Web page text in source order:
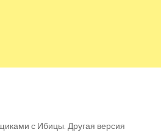
с Ибицы. Другая версия